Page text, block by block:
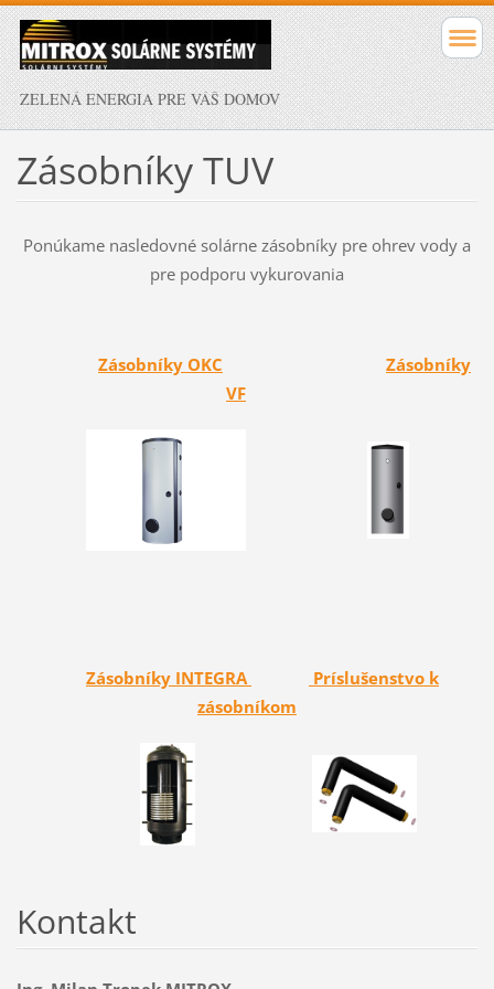
ZELENÁ ENERGIA PRE VÁŠ DOMOV
Zásobníky TUV
Ponúkame nasledovné solárne zásobníky pre ohrev vody a
pre podporu vykurovania
Zásobníky OKC
Zásobníky
VF
Zásobníky INTEGRA
Príslušenstvo k
zásobníkom
Kontakt